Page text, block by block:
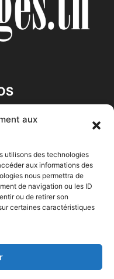
aux
utilisons des technologies
aux informations des
nous permettra de
de navigation ou les ID
ou de retirer son
certaines caractéristiques
Entrepreneur Afrique
Moto